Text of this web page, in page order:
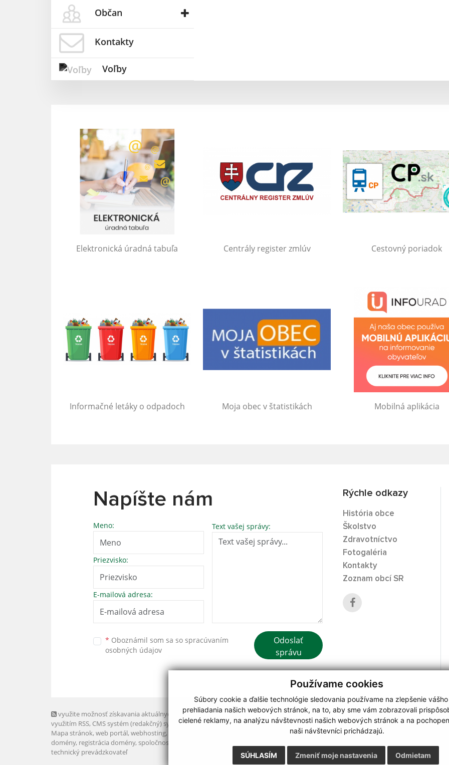
Používame cookies
Súbory cookie a ďalšie technológie sledovania používame na zlepšenie
prehliadania našich webových stránok, na to, aby sme vám zobrazovali
cielené reklamy, na analýzu návštevnosti našich webových stránok a na
naši návštevníci prichádzajú.
SÚHLASÍM Odmietam
Zmeniť moje nastavenia
Občan
Kontakty
Voľby
Elektronická úradná tabuľa Centrály register zmlúv Cestovný poriadok
Informačné letáky o odpadoch Moja obec v štatistikách Mobilná aplikácia
Napíšte nám
Meno:
Priezvisko:
E-mailová adresa:
Text vašej správy:
* Oboznámil som sa so spracúvaním
osobných údajov
Odoslať
správu
Rýchle odkazy
História obce
Školstvo
Zdravotníctvo
Fotogaléria
Kontakty
Zoznam obcí SR
využite možnosť získavania aktuálnych informácií s
využitím RSS, CMS systém (redakčný) systém ECHELON 2,
Mapa stránok, web portál, webhosting,
domény, registrácia domény, spoločnosť webex.digital, s.r.o.
technický prevádzkovateľ
webdesign|